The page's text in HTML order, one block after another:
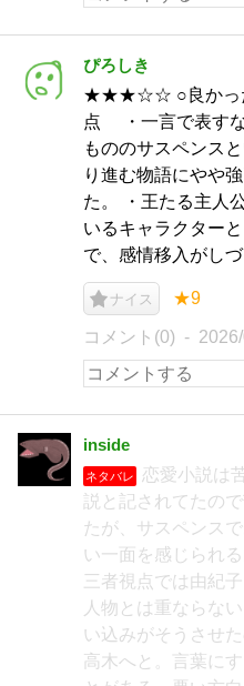
ぴろしき
★★★☆☆ ○良かった
点 ・一言で表す
もののサスペンス
り進む物語にやや
た。 ・王たる主人
いるキャラクター
で、感情移入がしづ
ナイス ★9
コメント(0)
inside
ネタバレ
恋愛小説は
説と記されてたの
たが、サスペンス
い一面を感じられ
三者視点では由紀
人物とは重ならな
い込みがそうさせ
高木へと。言葉に